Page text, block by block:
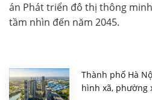
án Phát triển đô thị thông
tầm nhìn đến năm 2045.
Thành phố Hà
hình xã, phường